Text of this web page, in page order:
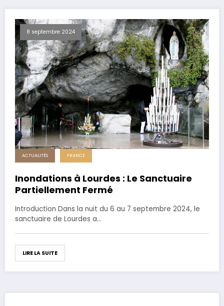
8 septembre 2024
ACTUALITÉS FRANCE
Inondations à Lourdes : Le Sanctuaire
Partiellement Fermé
Introduction Dans la nuit du 6 au 7 septembre 2024, le
sanctuaire de Lourdes a…
LIRE LA SUITE